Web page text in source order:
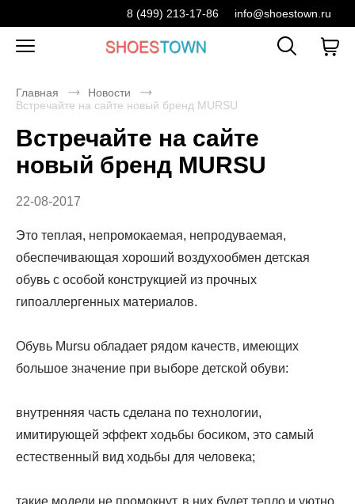
8 (499) 213-17-86 info@shoestown.ru
Главная
Новости
Встречайте на сайте новый бренд MURSU
Встречайте на сайте
новый бренд MURSU
22-08-2017
Это теплая, непромокаемая, непродуваемая,
обеспечивающая хороший воздухообмен детская
обувь с особой конструкцией из прочных
гипоаллергенных материалов.
Обувь Mursu обладает рядом качеств, имеющих
большое значение при выборе детской обуви:
внутренняя часть сделана по технологии,
имитирующей эффект ходьбы босиком, это самый
естественный вид ходьбы для человека;
такие модели не промокнут, в них будет тепло и уютно